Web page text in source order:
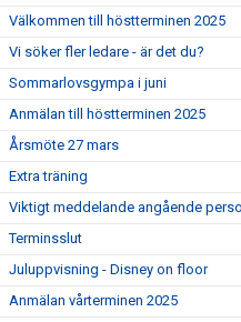
Välkommen till höstterminen 2025
Vi söker fler ledare - är det du?
Sommarlovsgympa i juni
Anmälan till höstterminen 2025
Årsmöte 27 mars
Extra träning
Viktigt meddelande angående
Terminsslut
Juluppvisning - Disney on floor
Anmälan vårterminen 2025